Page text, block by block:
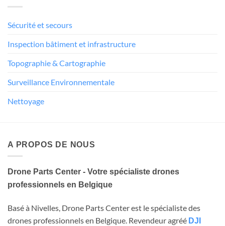
Sécurité et secours
Inspection bâtiment et infrastructure
Topographie & Cartographie
Surveillance Environnementale
Nettoyage
A PROPOS DE NOUS
Drone Parts Center - Votre spécialiste drones
professionnels en Belgique
Basé à Nivelles, Drone Parts Center est le spécialiste des
drones professionnels en Belgique. Revendeur agréé DJI